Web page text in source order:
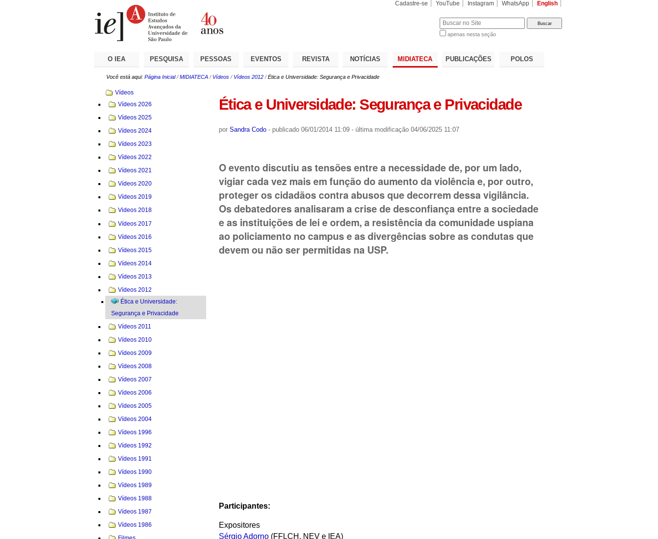
Cadastre-se YouTube Instagram WhatsApp English
apenas nesta seção
O IEA PESQUISA PESSOAS EVENTOS REVISTA NOTÍCIAS MIDIATECA PUBLICAÇÕES POLOS
Você está aqui: Página Inicial /MIDIATECA / Vídeos / Vídeos 2012 /Ética e Universidade: Segurança e Privacidade
Ética e Universidade: Segurança e Privacidade
por Sandra Codo - publicado06/01/2014 11:09 - última modificação04/06/2025 11:07
O evento discutiu as tensões entre a necessidade de, por um lado,
vigiar cada vez mais em função do aumento da violência e, por outro,
proteger os cidadãos contra abusos que decorrem dessa vigilância.
Os debatedores analisaram a crise de desconfiança entre a sociedade
e as instituições de lei e ordem, a resistência da comunidade uspiana
ao policiamento no campus e as divergências sobre as condutas que
devem ou não ser permitidas na USP.
Participantes:
Expositores
Sérgio Adorno(FFLCH, NEV e IEA)
Navegação
Vídeos
Vídeos 2026
Vídeos 2025
Vídeos 2024
Vídeos 2023
Vídeos 2022
Vídeos 2021
Vídeos 2020
Vídeos 2019
Videos 2018
Vídeos 2017
Vídeos 2016
Vídeos 2015
Vídeos 2014
Vídeos 2013
Vídeos 2012
Ética e Universidade:
Segurança e Privacidade
Vídeos 2011
Vídeos 2010
Vídeos 2009
Vídeos 2008
Vídeos 2007
Vídeos 2006
Vídeos 2005
Vídeos 2004
Vídeos 1996
Vídeos 1992
Vídeos 1991
Vídeos 1990
Vídeos 1989
Vídeos 1988
Vídeos 1987
Vídeos 1986